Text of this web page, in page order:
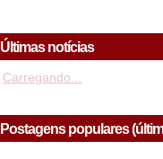
Últimas notícias
Carregando...
Postagens populares